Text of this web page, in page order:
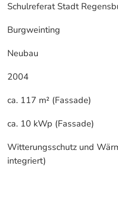
Schulreferat Stadt
Burgweinting
Neubau
2004
ca. 117 m² (Fassade)
ca. 10 kWp (Fassade)
Witterungsschutz und
integriert)